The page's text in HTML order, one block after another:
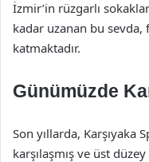
İzmir’in rüzgarlı
kadar uzanan bu sevda,
katmaktadır.
Günümüzde
Son yıllarda, Karşıyaka
karşılaşmış ve üst